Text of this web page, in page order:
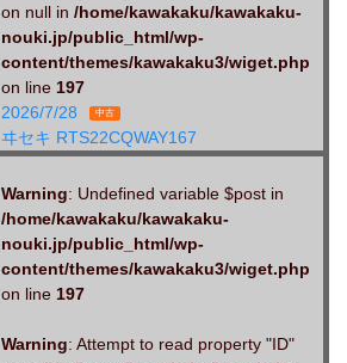
on null in /home/kawakaku/kawakaku-
nouki.jp/public_html/wp-
content/themes/kawakaku3/wiget.php
on line 197
2026/7/28
中古
ヰセキ RTS22CQWAY167
Warning: Undefined variable $post in
/home/kawakaku/kawakaku-
nouki.jp/public_html/wp-
content/themes/kawakaku3/wiget.php
on line 197
Warning: Attempt to read property "ID"